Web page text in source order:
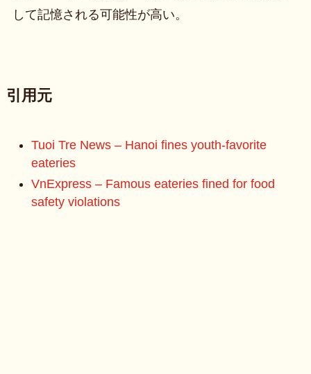
して記憶される可能性が高い。
引用元
Tuoi Tre News – Hanoi fines youth-favorite
eateries
VnExpress – Famous eateries fined for food
safety violations